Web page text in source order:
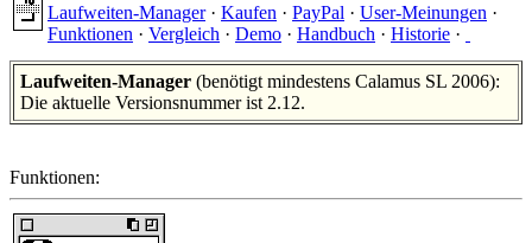
Laufweiten-Manager· Kaufen · PayPal · User-Meinungen ·
Funktionen · Vergleich · Demo · Handbuch · Historie ·
Laufweiten-Manager (benötigt mindestens Calamus SL 2006):
Die aktuelle Versionsnummer ist 2.12.
Funktionen: